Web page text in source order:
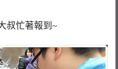
叔忙著報到~